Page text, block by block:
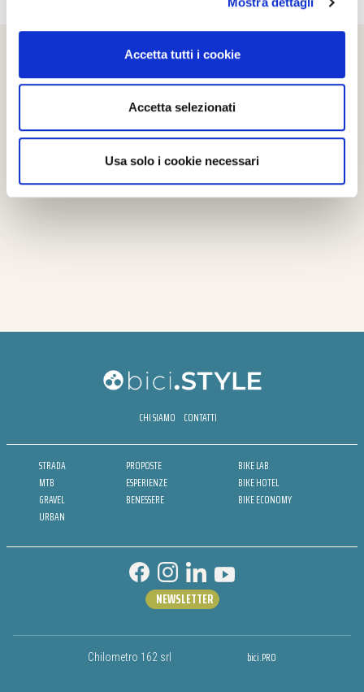
Accetta tutti i cookie
Accetta selezionati
Usa solo i cookie necessari
CHI SIAMO CONTATTI
STRADA
MTB
GRAVEL
URBAN
PROPOSTE
ESPERIENZE
BENESSERE
BIKE LAB
BIKE HOTEL
BIKE ECONOMY
Chilometro 162 srl bici.PRO
NEWSLETTER